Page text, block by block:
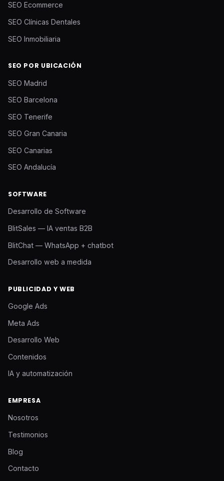
SEO Ecommerce
SEO Clínicas Dentales
SEO Inmobiliaria
SEO POR UBICACIÓN
SEO Madrid
SEO Barcelona
SEO Tenerife
SEO Gran Canaria
SEO Canarias
SEO Andalucía
SOFTWARE
Desarrollo de Software
BlitSales — IA ventas B2B
BlitChat — WhatsApp + chatbot
Desarrollo web a medida
PUBLICIDAD Y WEB
Google Ads
Meta Ads
Desarrollo Web
Contenidos
IA y automatización
EMPRESA
Nosotros
Testimonios
Blog
Contacto